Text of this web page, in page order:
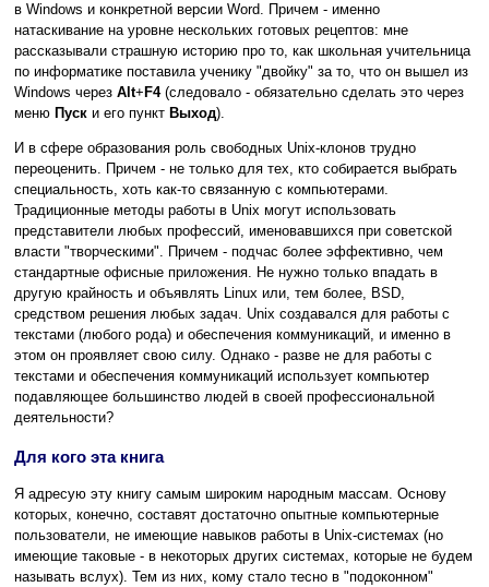
в Windows и конкретной версии Word. Причем - именно
натаскивание на уровне нескольких готовых рецептов: мне
рассказывали страшную историю про то, как школьная учительница
по информатике поставила ученику "двойку" за то, что он вышел из
Windows через Alt+ F4(следовало - обязательно сделать это через
меню Пуск и его пункт Выход).
И в сфере образования роль свободных Unix-клонов трудно
переоценить. Причем - не только для тех, кто собирается выбрать
специальность, хоть как-то связанную с компьютерами.
Традиционные методы работы в Unix могут использовать
представители любых профессий, именовавшихся при советской
власти "творческими". Причем - подчас более эффективно, чем
стандартные офисные приложения. Не нужно только впадать в
другую крайность и объявлять Linux или, тем более, BSD,
средством решения любых задач. Unix создавался для работы с
текстами (любого рода) и обеспечения коммуникаций, и именно в
этом он проявляет свою силу. Однако - разве не для работы с
текстами и обеспечения коммуникаций использует компьютер
подавляющее большинство людей в своей профессиональной
деятельности?
Для кого эта книга
Я адресую эту книгу самым широким народным массам. Основу
которых, конечно, составят достаточно опытные компьютерные
пользователи, не имеющие навыков работы в Unix-системах (но
имеющие таковые - в некоторых других системах, которые не будем
называть вслух). Тем из них, кому стало тесно в "подоконном"